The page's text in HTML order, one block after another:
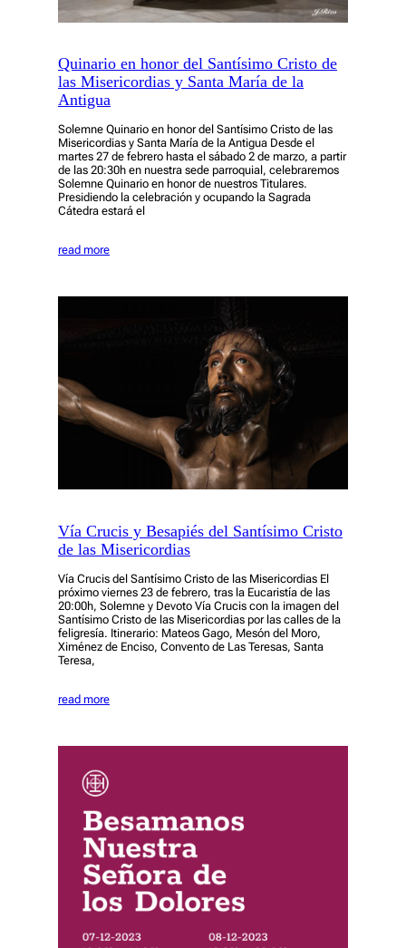
Quinario en honor del Santísimo Cristo de
las Misericordias y Santa María de la
Antigua
Solemne Quinario en honor del Santísimo Cristo de las
Misericordias y Santa María de la Antigua Desde el
martes 27 de febrero hasta el sábado 2 de marzo, a partir
de las 20:30h en nuestra sede parroquial, celebraremos
Solemne Quinario en honor de nuestros Titulares.
Presidiendo la celebración y ocupando la Sagrada
Cátedra estará el
read more
Vía Crucis y Besapiés del Santísimo Cristo
de las Misericordias
Vía Crucis del Santísimo Cristo de las Misericordias El
próximo viernes 23 de febrero, tras la Eucaristía de las
20:00h, Solemne y Devoto Vía Crucis con la imagen del
Santísimo Cristo de las Misericordias por las calles de la
feligresía. Itinerario: Mateos Gago, Mesón del Moro,
Ximénez de Enciso, Convento de Las Teresas, Santa
Teresa,
read more